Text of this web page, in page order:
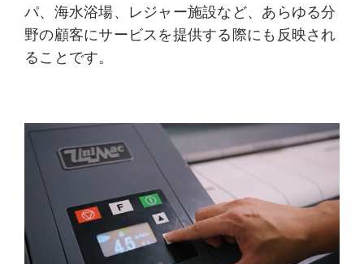
パ、海水浴場、レジャー施設など、あらゆる分
野の顧客にサービスを提供する際にも反映され
ることです。